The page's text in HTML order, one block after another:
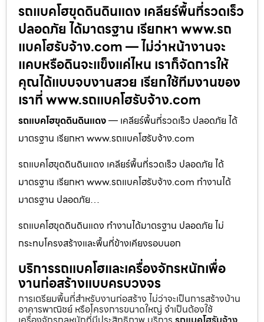
รถแบคโฮขุดดินดินแดง เคลียร์พื้นที่รวดเร็ว
ปลอดภัย ได้มาตรฐาน เรียกหา www.รถ
แบคโฮรับจ้าง.com — ไม่ว่าหน้างานจะ
แคบหรือดินจะแข็งแค่ไหน เราก็จัดการให้
คุณได้แบบจบงานสวย เรียกใช้ทีมงานของ
เราที่ www.รถแบคโฮรับจ้าง.com
รถแบคโฮขุดดินดินแดง— เคลียร์พื้นที่รวดเร็ว ปลอดภัย ได้
มาตรฐาน เรียกหา www.รถแบคโฮรับจ้าง.com
รถแบคโฮขุดดินดินแดง เคลียร์พื้นที่รวดเร็ว ปลอดภัย ได้
มาตรฐาน เรียกหา www.รถแบคโฮรับจ้าง.com ทำงานได้
มาตรฐาน ปลอดภัย…
รถแบคโฮขุดดินดินแดง ทำงานได้มาตรฐาน ปลอดภัย ไม่
กระทบโครงสร้างและพื้นที่ข้างเคียงรอบนอก
บริการรถแบคโฮและเครื่องจักรหนักเพื่อ
งานก่อสร้างแบบครบวงจร
การเตรียมพื้นที่สำหรับงานก่อสร้าง ไม่ว่าจะเป็นการสร้างบ้าน
อาคารพาณิชย์ หรือโครงการขนาดใหญ่ จำเป็นต้องใช้